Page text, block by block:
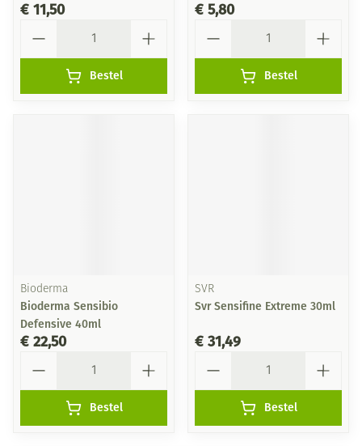
€ 11,50
Bestel
€ 5,80
Bestel
Bioderma
Bioderma Sensibio
Defensive 40ml
€ 22,50
Bestel
SVR
Svr Sensifine Extreme 30ml
€ 31,49
Bestel